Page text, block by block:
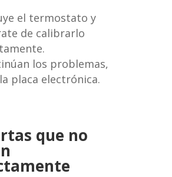
el termostato y
de calibrarlo
los problemas,
placa electrónica.
que no